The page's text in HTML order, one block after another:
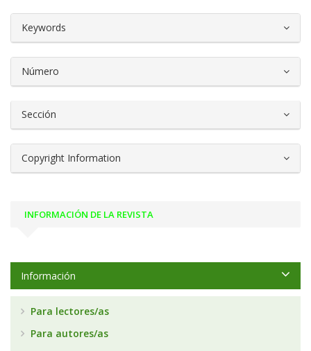
Keywords
Número
Sección
Copyright Information
INFORMACIÓN DE LA REVISTA
Información
Para lectores/as
Para autores/as